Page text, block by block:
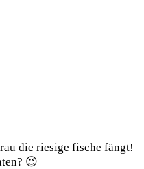
die rie­si­ge fische fängt!
😉